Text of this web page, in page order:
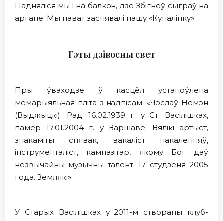
Падняліся мы і на балкон, дзе Збігнеў сыграў на
аргане. Мы нават заспявалі нашу «Купалінку».
Гэты дзівосны свет
Пры ўваходзе ў касцёл устаноўлена
мемарыяльная пліта з надпісам: «Чэслаў Немэн
(Выджыцкі). Рад. 16.02.1939 г. у Ст. Васілішках,
памёр 17.01.2004 г. у Варшаве. Вялікі артыст,
знакаміты спявак, вакаліст пакаленняў,
інструменталіст, кампазітар, якому Бог даў
незвычайны музычны талент. 17 студзеня 2005
года. Землякі».
У Старых Васілішках у 2011-м створаны клуб-